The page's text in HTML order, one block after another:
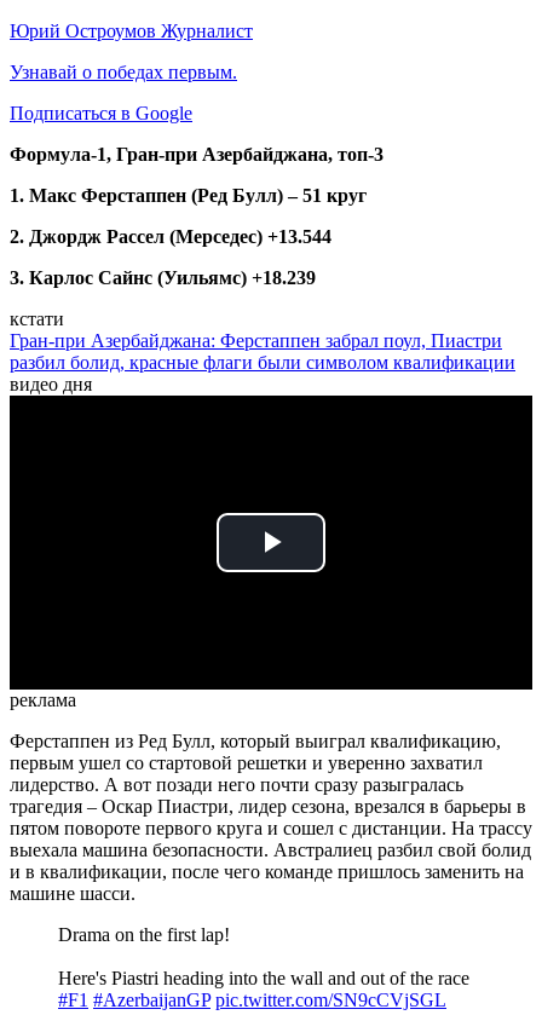
Юрий Остроумов Журналист
Узнавай о победах первым.
Подписаться в Google
Формула-1, Гран-при Азербайджана, топ-3
1. Макс Ферстаппен (Ред Булл) – 51 круг
2. Джордж Рассел (Мерседес) +13.544
3. Карлос Сайнс (Уильямс) +18.239
кстати
Гран-при Азербайджана: Ферстаппен забрал поул, Пиастри
разбил болид, красные флаги были символом квалификации
видео дня
Play
реклама
Ферстаппен из Ред Булл, который выиграл квалификацию,
первым ушел со стартовой решетки и уверенно захватил
лидерство. А вот позади него почти сразу разыгралась
трагедия – Оскар Пиастри, лидер сезона, врезался в барьеры в
пятом повороте первого круга и сошел с дистанции. На трассу
выехала машина безопасности. Австралиец разбил свой болид
и в квалификации, после чего команде пришлось заменить на
машине шасси.
Drama on the first lap!
Here's Piastri heading into the wall and out of the race
#F1 #AzerbaijanGP pic.twitter.com/SN9cCVjSGL